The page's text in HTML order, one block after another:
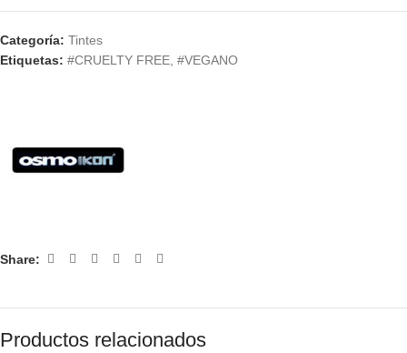
Categoría: Tintes
Etiquetas: #CRUELTY FREE #VEGANO
Share:
Productos relacionados